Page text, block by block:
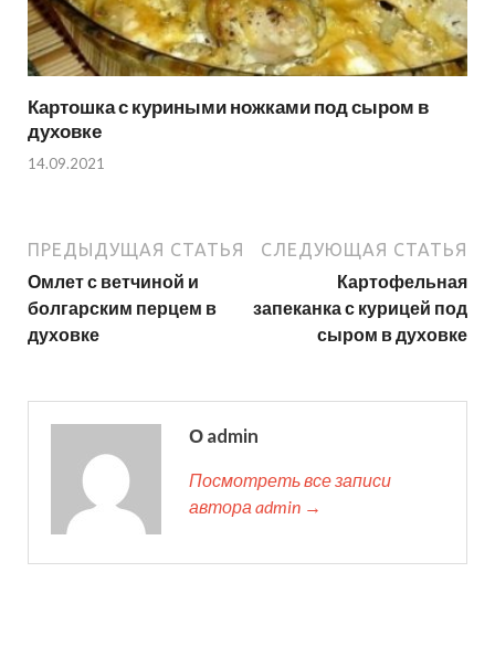
Картошка с куриными ножками под сыром в
духовке
14.09.2021
ПРЕДЫДУЩАЯ СТАТЬЯ
Омлет с ветчиной и
болгарским перцем в
духовке
СЛЕДУЮЩАЯ СТАТЬЯ
Картофельная
запеканка с курицей под
сыром в духовке
О admin
Посмотреть все записи
автора admin →